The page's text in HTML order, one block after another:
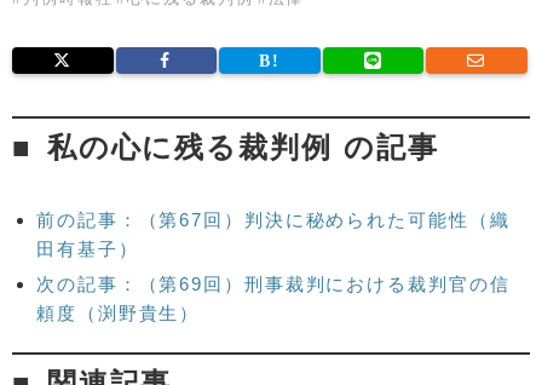
私の心に残る裁判例 の記事
前の記事：（第67回）判決に秘められた可能性（織
田有基子）
次の記事：（第69回）刑事裁判における裁判官の信
頼度（渕野貴生）